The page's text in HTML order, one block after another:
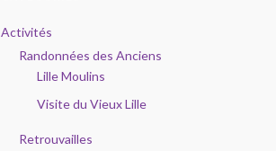
Activités
Randonnées des Anciens
Lille Moulins
Visite du Vieux Lille
Retrouvailles